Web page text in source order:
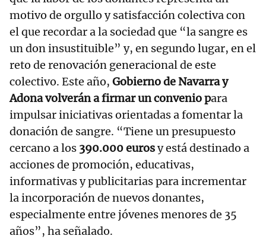
motivo de orgullo y satisfacción colectiva con
el que recordar a la sociedad que “la sangre es
un don insustituible” y, en segundo lugar, en el
reto de renovación generacional de este
colectivo. Este año, Gobierno de Navarra y
Adona volverán a firmar un convenio para
impulsar iniciativas orientadas a fomentar la
donación de sangre. “Tiene un presupuesto
cercano a los 390.000 eurosy está destinado a
acciones de promoción, educativas,
informativas y publicitarias para incrementar
la incorporación de nuevos donantes,
especialmente entre jóvenes menores de 35
años”, ha señalado.